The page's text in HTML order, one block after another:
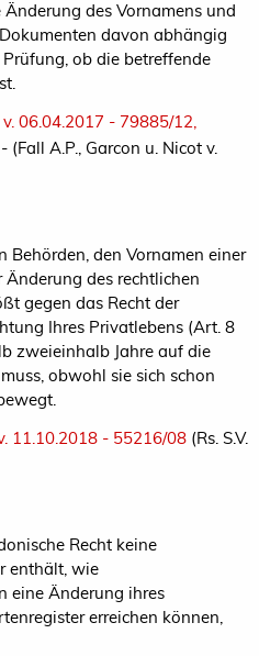
des Vornamens und
davon abhängig
ob die betreffende
v. 06.04.2017 - 79885/12,
- (Fall A.P., Garcon u. Nicot v.
Behörden, den Vornamen einer
des rechtlichen
gegen das Recht der
Ihres Privatlebens (Art. 8
zweieinhalb Jahre auf die
obwohl sie sich schon
11.10.2018 - 55216/08 (Rs. S.V.
Recht keine
enthält, wie
eine Änderung ihres
erreichen können,